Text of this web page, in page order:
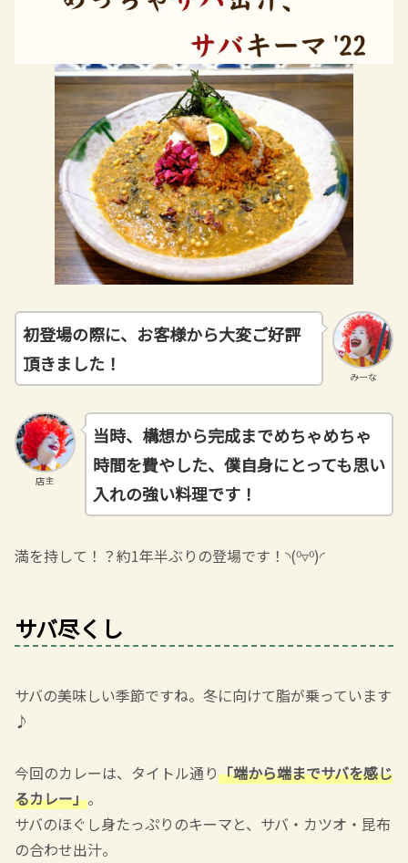
みーな
初登場の際に、お客様から大変ご好評
頂きました！
店主
当時、構想から完成までめちゃめちゃ
時間を費やした、僕自身にとっても思い
入れの強い料理です！
満を持して！？約1年半ぶりの登場です！◝(⁰▿⁰)◜
サバ尽くし
サバの美味しい季節ですね。冬に向けて脂が乗っています
♪
今回のカレーは、タイトル通り「端から端までサバを感じ
るカレー」。
サバのほぐし身たっぷりのキーマと、サバ・カツオ・昆布
の合わせ出汁。